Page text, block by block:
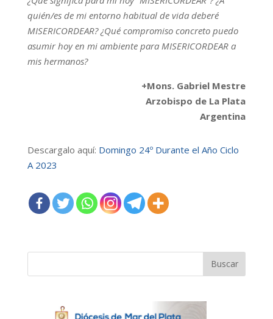
quién/es de mi entorno habitual de vida deberé
MISERICORDEAR? ¿Qué compromiso concreto puedo
asumir hoy en mi ambiente para MISERICORDEAR a
mis hermanos?
+Mons. Gabriel Mestre
Arzobispo de La Plata
Argentina
Descargalo aquí: Domingo 24º Durante el Año Ciclo
A 2023